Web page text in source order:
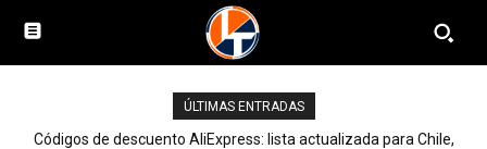
ÚLTIMAS ENTRADAS
Códigos de descuento AliExpress: lista actualizada para Chile,